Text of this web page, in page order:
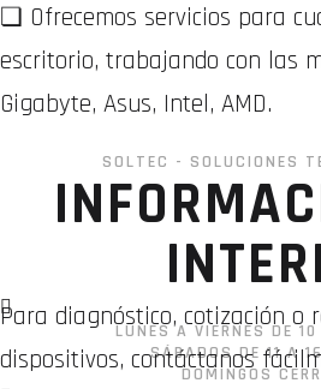
❏ Ofrecemos servicios para
escritorio, trabajando con las
Gigabyte, Asus, Intel, AMD.
SOLTEC - SOLUCIONES
LUNES A VIERNES DE
SÁBADOS DE 11 A
DOMINGOS
Para diagnóstico, cotización o
dispositivos, contáctanos